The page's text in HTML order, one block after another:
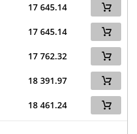
17 645.14
17 645.14
17 762.32
18 391.97
18 461.24